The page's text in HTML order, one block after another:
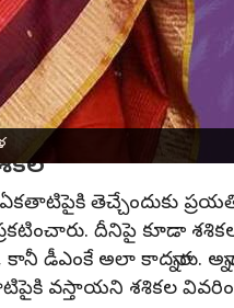
పూర్వ వైభవాన్ని
చేసిన పనులు,
తెచ్చేందుకు
దీనిపై కూడా
అలా కాదన్నారు.
వస్తాయని శశికల